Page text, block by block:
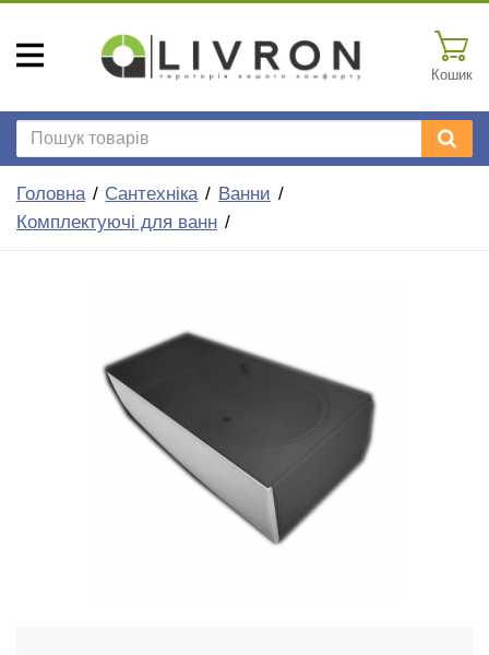
Кошик
Головна Сантехніка
Ванни
Комплектуючі для ванн